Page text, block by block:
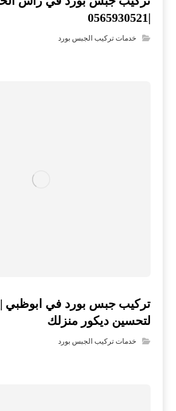
|0565930521
خدمات تركيب الجبس بورد
تركيب جبس بورد في ابوظبي
لتحسين ديكور منزلك
خدمات تركيب الجبس بورد